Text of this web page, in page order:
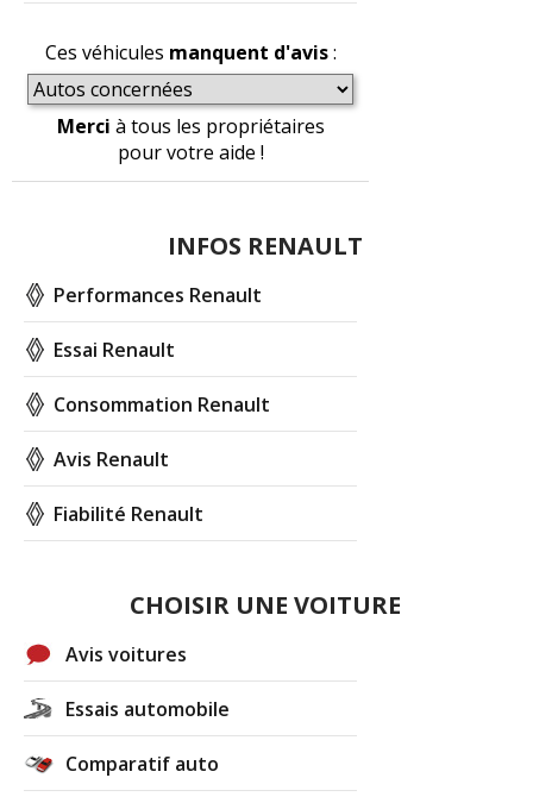
Ces véhicules manquent d'avis:
Merci à tous les propriétaires
pour votre aide !
INFOS RENAULT
Performances Renault
Essai Renault
Consommation Renault
Avis Renault
Fiabilité Renault
CHOISIR UNE VOITURE
Avis voitures
Essais automobile
Comparatif auto